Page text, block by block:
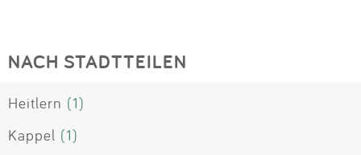
NACH STADTTEILEN
Heitlern (1)
Kappel (1)